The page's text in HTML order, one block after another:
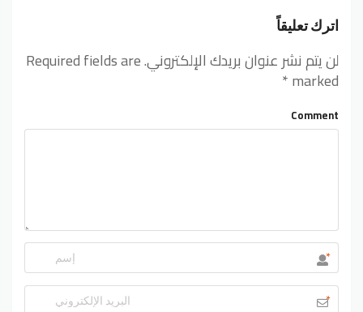
اترك تعليقاً
لن يتم نشر عنوان بريدك الإلكتروني.Required fields are
marked
*
Comment
*
*